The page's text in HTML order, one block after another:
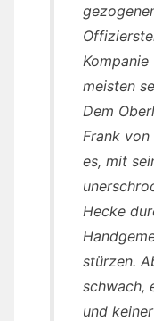
meisten
Dem
Frank von
es, mit
Hecke
stürzen.
schwach,
und